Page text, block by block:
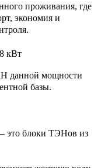
проживания, где
экономия и
кВт
данной мощности
базы.
это блоки ТЭНов из